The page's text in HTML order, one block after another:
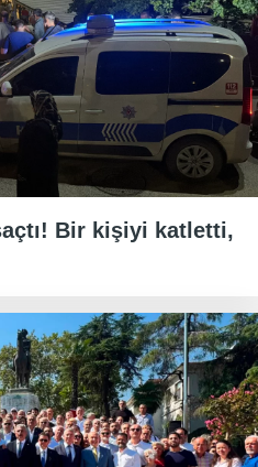
Bir kişiyi katletti,